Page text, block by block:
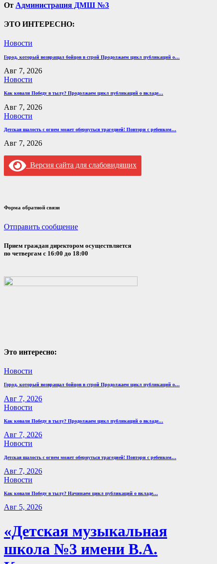
От Администрация ДМШ №3
ЭТО ИНТЕРЕСНО:
Новости
Город, который возвращал бойцов в строй Продолжаем цикл публикаций о…
Авг 7, 2026
Новости
Как ковали Победу в тылу? Продолжаем цикл публикаций о вкладе…
Авг 7, 2026
Новости
Детская шалость с огнем может обернуться трагедией! Повтори с ребенком…
Авг 7, 2026
Версия сайта для слабовидящих
Форма обратной связи
Отправить сообщение
Прием граждан директором осуществляется
по четвергам с 16:00 до 18:00
Это интересно:
Новости
Город, который возвращал бойцов в строй Продолжаем цикл публикаций о…
Авг 7, 2026
Новости
Как ковали Победу в тылу? Продолжаем цикл публикаций о вкладе…
Авг 7, 2026
Новости
Детская шалость с огнем может обернуться трагедией! Повтори с ребенком…
Авг 7, 2026
Новости
Как ковали Победу в тылу? Начинаем цикл публикаций о вкладе…
Авг 5, 2026
«Детская музыкальная
школа №3 имени В.А.